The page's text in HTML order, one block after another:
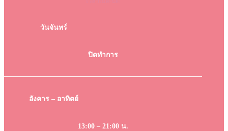
วันจันทร์
ปิดทำการ
อังคาร – อาทิตย์
13:00 – 21:00 น.